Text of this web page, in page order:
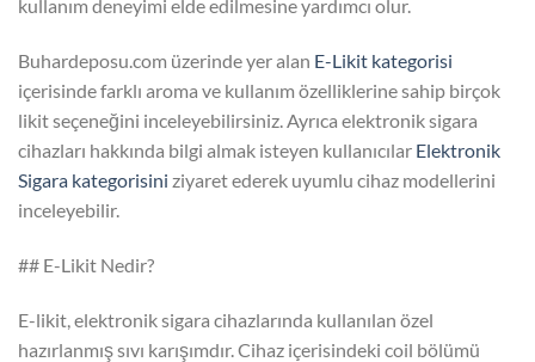
kullanım deneyimi elde edilmesine yardımcı olur.
Buhardeposu.com üzerinde yer alan E-Likit kategorisi
içerisinde farklı aroma ve kullanım özelliklerine sahip birçok
likit seçeneğini inceleyebilirsiniz. Ayrıca elektronik sigara
cihazları hakkında bilgi almak isteyen kullanıcılar Elektronik
Sigara kategorisini ziyaret ederek uyumlu cihaz modellerini
inceleyebilir.
## E-Likit Nedir?
E-likit, elektronik sigara cihazlarında kullanılan özel
hazırlanmış sıvı karışımdır. Cihaz içerisindeki coil bölümü